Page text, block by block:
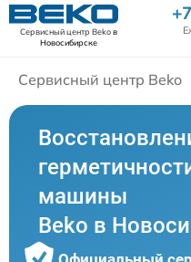
Сервисный центр Bekoв
Новосибирске
Сервисный центр Beko
машины
Beko в